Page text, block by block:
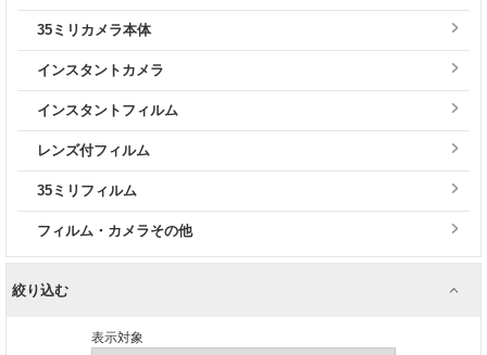
35ミリカメラ本体
インスタントカメラ
インスタントフィルム
レンズ付フィルム
35ミリフィルム
フィルム・カメラその他
絞り込む
表示対象